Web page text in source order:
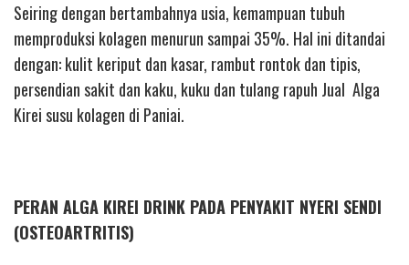
Seiring dengan bertambahnya usia, kemampuan tubuh
memproduksi kolagen menurun sampai 35%. Hal ini ditandai
dengan: kulit keriput dan kasar, rambut rontok dan tipis,
persendian sakit dan kaku, kuku dan tulang rapuh Jual Alga
Kirei susu kolagen di Paniai.
PERAN ALGA KIREI DRINK PADA PENYAKIT NYERI SENDI
(OSTEOARTRITIS)